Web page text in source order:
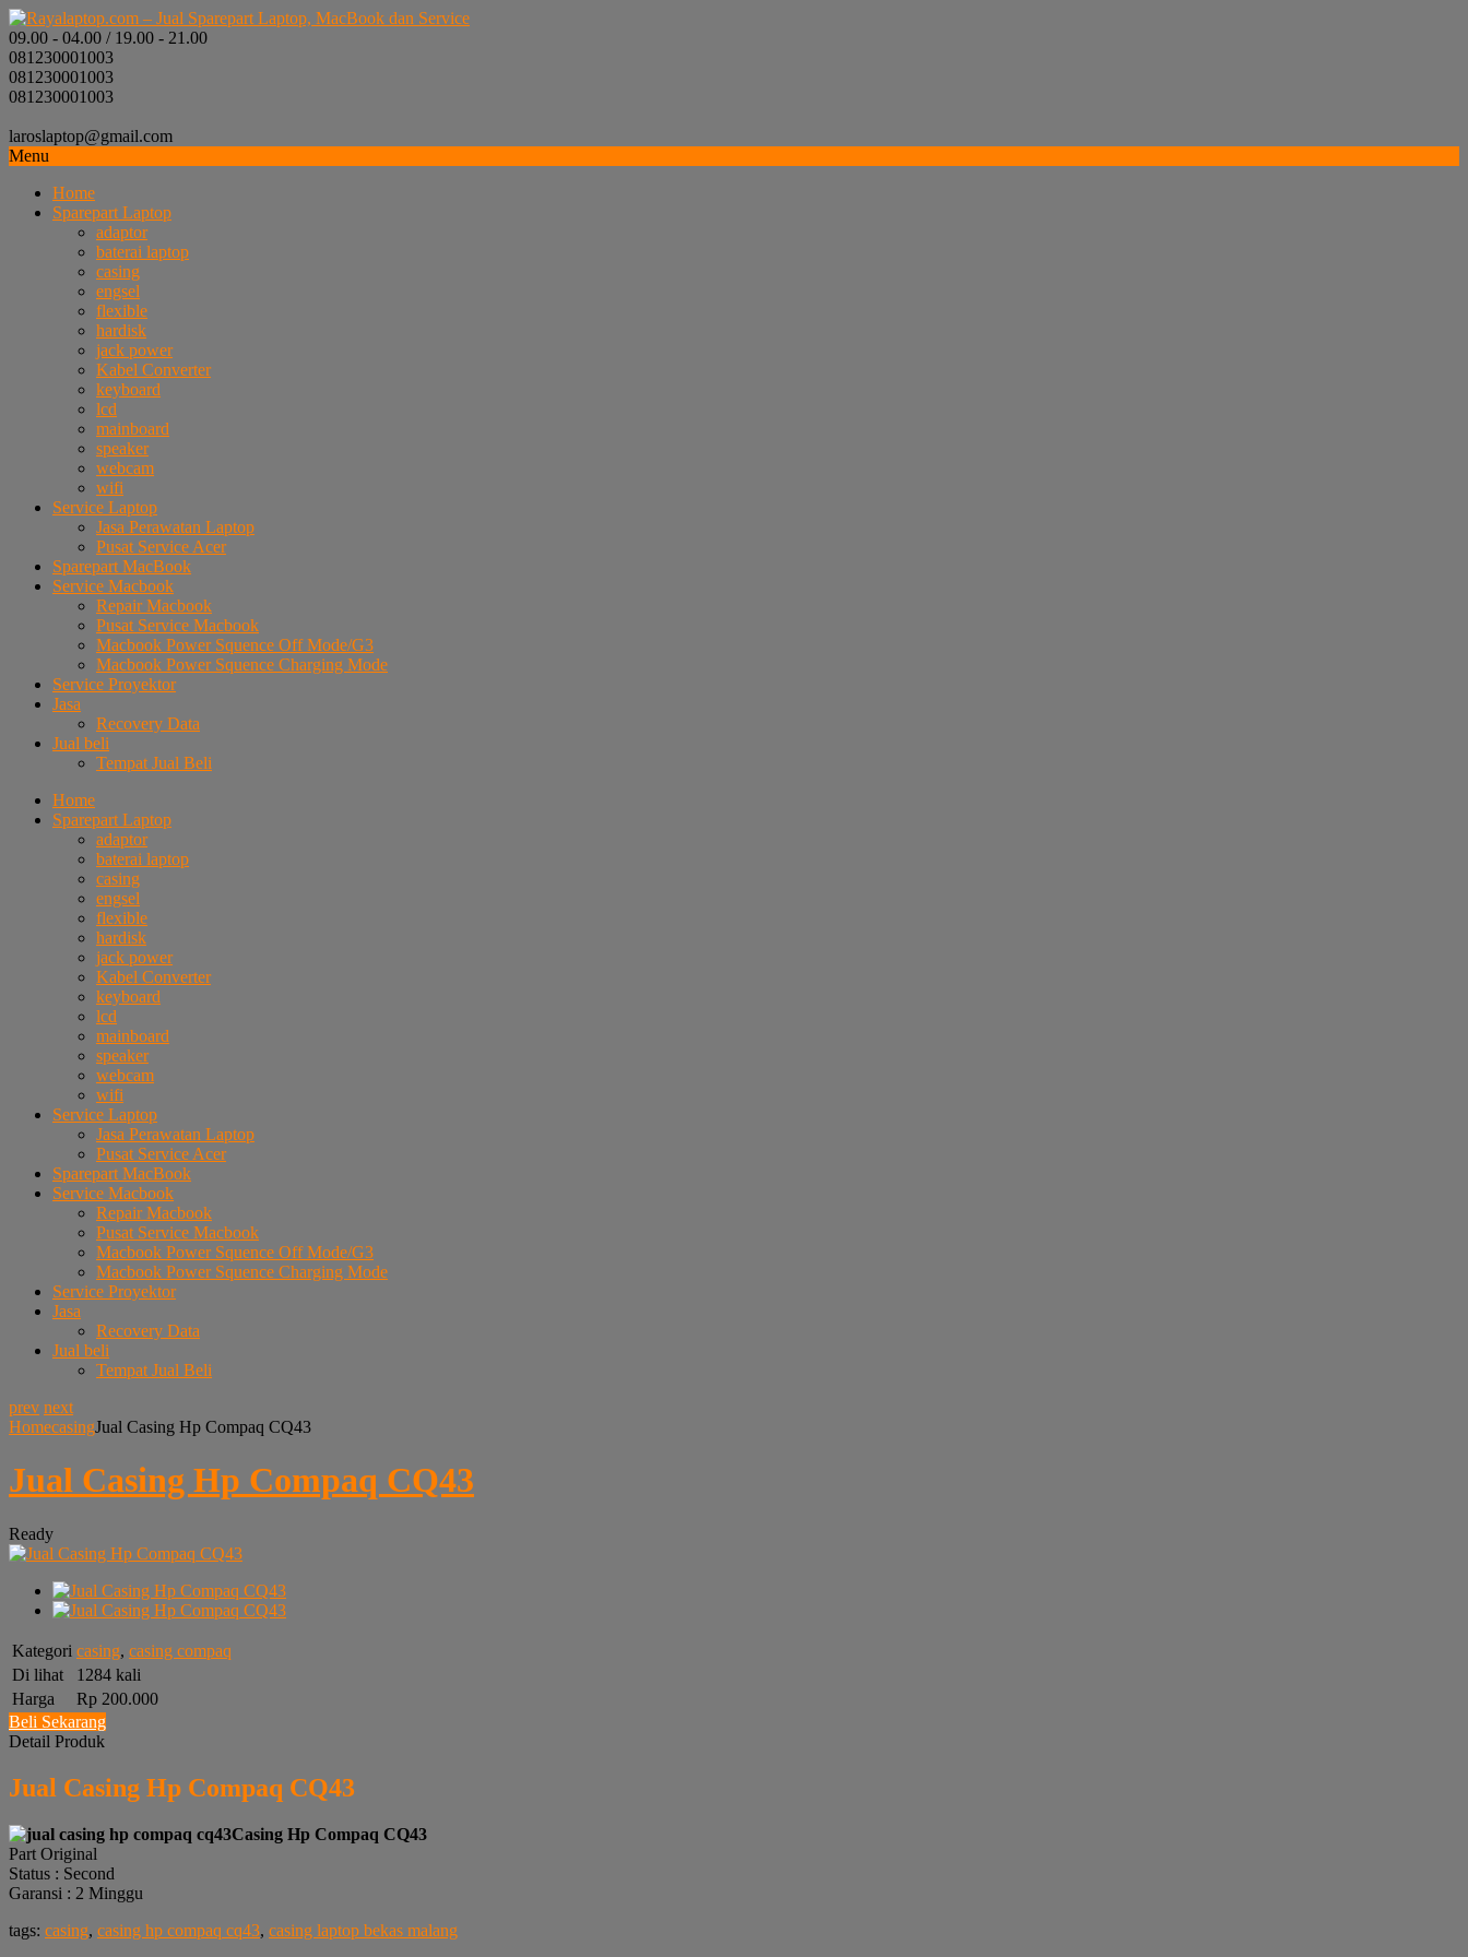
09.00 - 04.00 / 19.00 - 21.00
081230001003
081230001003
081230001003
laroslaptop@gmail.com
Menu
Home
Sparepart Laptop
adaptor
baterai laptop
casing
engsel
flexible
hardisk
jack power
Kabel Converter
keyboard
lcd
mainboard
speaker
webcam
wifi
Service Laptop
Jasa Perawatan Laptop
Pusat Service Acer
Sparepart MacBook
Service Macbook
Repair Macbook
Pusat Service Macbook
Macbook Power Squence Off Mode/G3
Macbook Power Squence Charging Mode
Service Proyektor
Jasa
Recovery Data
Jual beli
Tempat Jual Beli
Home
Sparepart Laptop
adaptor
baterai laptop
casing
engsel
flexible
hardisk
jack power
Kabel Converter
keyboard
lcd
mainboard
speaker
webcam
wifi
Service Laptop
Jasa Perawatan Laptop
Pusat Service Acer
Sparepart MacBook
Service Macbook
Repair Macbook
Pusat Service Macbook
Macbook Power Squence Off Mode/G3
Macbook Power Squence Charging Mode
Service Proyektor
Jasa
Recovery Data
Jual beli
Tempat Jual Beli
prev next
HomecasingJual Casing Hp Compaq CQ43
Jual Casing Hp Compaq CQ43
Ready
Kategori casing, casing compaq
Di lihat
1284 kali
Harga
Rp 200.000
Beli Sekarang
Detail Produk
Jual Casing Hp Compaq CQ43
Casing Hp Compaq CQ43
Part Original
Status : Second
Garansi : 2 Minggu
tags: casing, casing hp compaq cq43, casing laptop bekas malang